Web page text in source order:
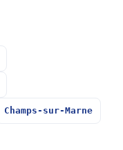
Champs-sur-Marne